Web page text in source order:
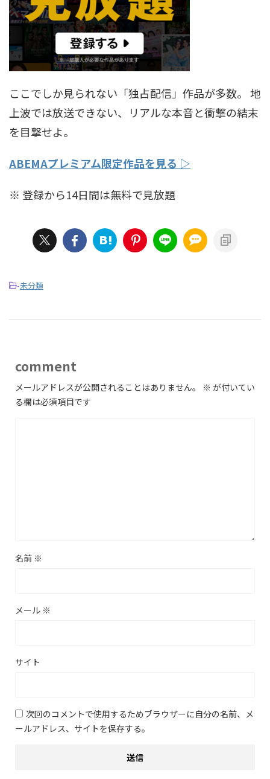
ここでしか見られない「独占配信」作品が多数。 地
上波では放送できない、リアルな本音と衝撃の結末
を目撃せよ。
ABEMAプレミアム限定作品を見る ▷
※ 登録から14日間は無料で見放題
-未分類
comment
メールアドレスが公開されることはありません。 ※ が付いてい
る欄は必須項目です
名前 ※
メール ※
サイト
次回のコメントで使用するためブラウザーに自分の名前、メ
ールアドレス、サイトを保存する。